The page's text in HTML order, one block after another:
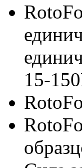
15-